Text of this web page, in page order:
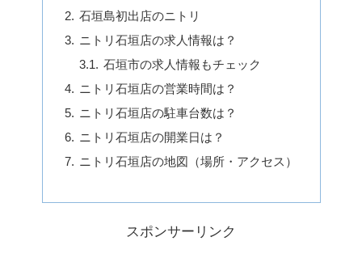
石垣島初出店のニトリ
ニトリ石垣店の求人情報は？
石垣市の求人情報もチェック
ニトリ石垣店の営業時間は？
ニトリ石垣店の駐車台数は？
ニトリ石垣店の開業日は？
ニトリ石垣店の地図（場所・アクセス）
スポンサーリンク